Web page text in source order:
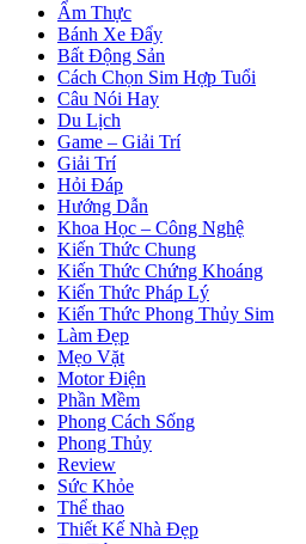
Ẩm Thực
Bánh Xe Đẩy
Bất Động Sản
Cách Chọn Sim Hợp Tuổi
Câu Nói Hay
Du Lịch
Game – Giải Trí
Giải Trí
Hỏi Đáp
Hướng Dẫn
Khoa Học – Công Nghệ
Kiến Thức Chung
Kiến Thức Chứng Khoáng
Kiến Thức Pháp Lý
Kiến Thức Phong Thủy Sim
Làm Đẹp
Mẹo Vặt
Motor Điện
Phần Mềm
Phong Cách Sống
Phong Thủy
Review
Sức Khỏe
Thể thao
Thiết Kế Nhà Đẹp